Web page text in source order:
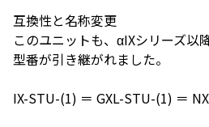
互換性と名称変更
このユニットも、αIXシリーズ以
型番が引き継がれました。
IX-STU-(1) ＝ GXL-STU-(1) ＝